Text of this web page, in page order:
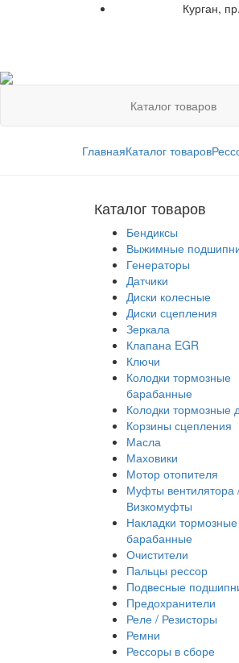
Курган,
Каталог товаров
ГлавнаяКаталог товаров
Каталог товаров
Бендиксы
Выжимные
Генераторы
Датчики
Диски колесные
Диски сцепления
Зеркала
Клапана EGR
Ключи
Колодки тормозные
барабанные
Колодки тормозные
Корзины сцепления
Масла
Маховики
Мотор отопителя
Муфты вентилятора
Визкомуфты
Накладки тормозные
барабанные
Очистители
Пальцы рессор
Подвесные
Предохранители
Реле / Резисторы
Ремни
Рессоры в сборе